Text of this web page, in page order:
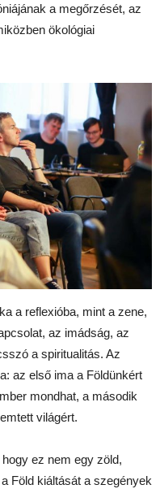
a megőrzését, az
ökológiai
a reflexióba, mint a zene,
az imádság, az
a spiritualitás. Az
az első ima a Földünkért
mondhat, a második
világért.
ez nem egy zöld,
Föld kiáltását a szegények